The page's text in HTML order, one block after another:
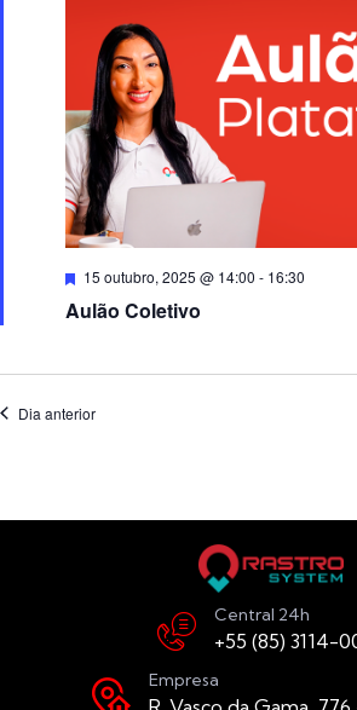
Destacado
15 outubro, 2025 @ 14:00 - 16:30
Aulão Coletivo
Dia anterior
Central 24h
+55 (85) 3114-
Empresa